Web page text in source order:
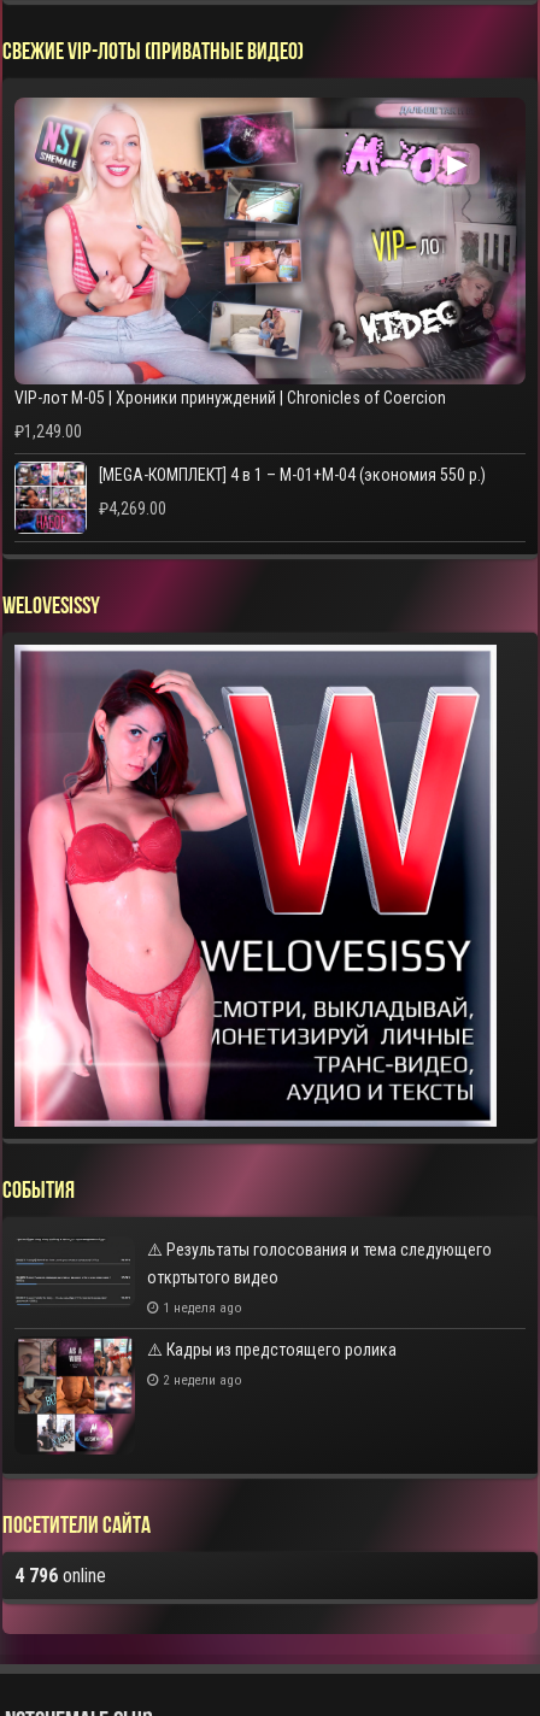
СВЕЖИЕ VIP-ЛОТЫ (ПРИВАТНЫЕ ВИДЕО)
▶
VIP-лот M-05 | Хроники принуждений | Chronicles of Coercion
₽1,249.00
[MEGA-КОМПЛЕКТ] 4 в 1 – M-01+M-04 (экономия 550 р.)
₽4,269.00
WELOVESISSY
СОБЫТИЯ
⚠️ Результаты голосования и тема следующего
откртытого видео
1 неделя ago
⚠️ Кадры из предстоящего ролика
2 недели ago
Посетители сайта
4 796 online